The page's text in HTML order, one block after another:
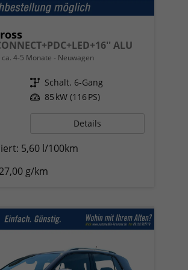
ALU
4-5 Monate Neuwagen
Getriebe Schalt. 6-Gang
Leistung 85 kW (116 PS)
Details
5,60 l/100km
g/km